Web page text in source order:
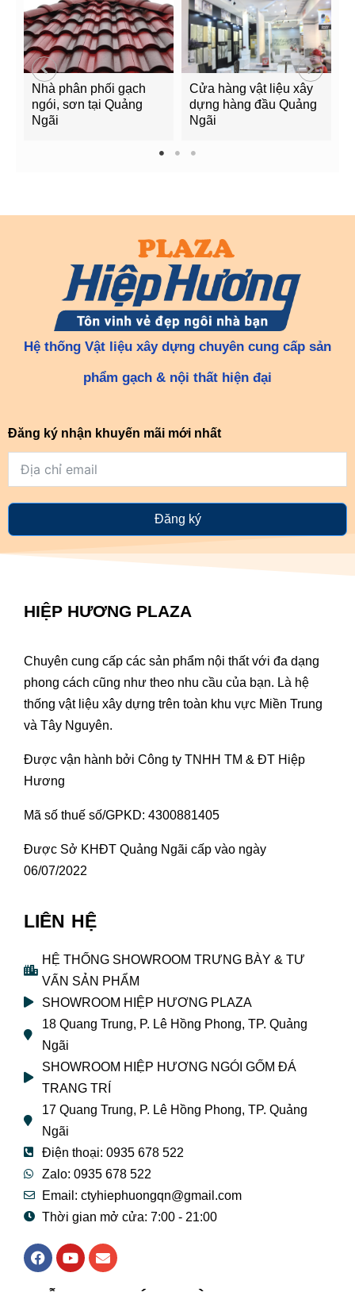
Nhà phân phối gạch
ngói, sơn tại Quảng
Ngãi
Cửa hàng vật liệu xây
dựng hàng đầu Quảng
Ngãi
1 2 3
Hệ thống Vật liệu xây dựng chuyên cung cấp sản
phẩm gạch & nội thất hiện đại
Đăng ký nhận khuyến mãi mới nhất
Đăng ký
HIỆP HƯƠNG PLAZA
Chuyên cung cấp các sản phẩm nội thất với đa dạng
phong cách cũng như theo nhu cầu của bạn. Là hệ
thống vật liệu xây dựng trên toàn khu vực Miền Trung
và Tây Nguyên.
Được vận hành bởi Công ty TNHH TM & ĐT Hiệp
Hương
Mã số thuế số/GPKD: 4300881405
Được Sở KHĐT Quảng Ngãi cấp vào ngày
06/07/2022
LIÊN HỆ
HỆ THỐNG SHOWROOM TRƯNG BÀY & TƯ
VẤN SẢN PHẨM
SHOWROOM HIỆP HƯƠNG PLAZA
18 Quang Trung, P. Lê Hồng Phong, TP. Quảng
Ngãi
SHOWROOM HIỆP HƯƠNG NGÓI GỐM ĐÁ
TRANG TRÍ
17 Quang Trung, P. Lê Hồng Phong, TP. Quảng
Ngãi
Điện thoại: 0935 678 522
Zalo: 0935 678 522
Email: ctyhiephuongqn@gmail.com
Thời gian mở cửa: 7:00 - 21:00
F
a
Y
o
E
n